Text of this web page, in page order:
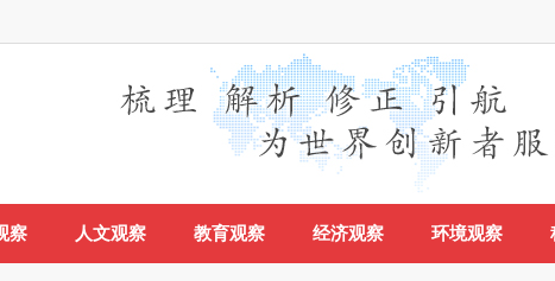
察 人文观察 教育观察 经济观察 环境观察